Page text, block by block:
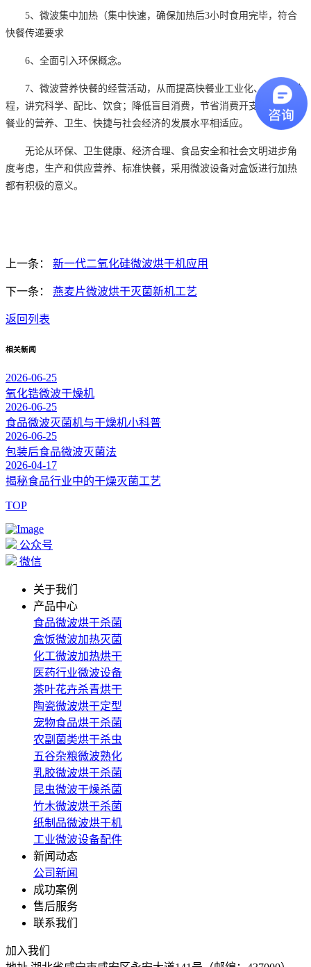
5、微波集中加热（集中快速，确保加热后3小时食用完毕，符合
快餐传递要求
6、全面引入环保概念。
7、微波营养快餐的经营活动，从而提高快餐业工业化、标准化进
程，讲究科学、配比、饮食；降低盲目消费，节省消费开支；达到快
餐业的营养、卫生、快捷与社会经济的发展水平相适应。
无论从环保、卫生健康、经济合理、食品安全和社会文明进步角
度考虑，生产和供应营养、标准快餐，采用微波设备对盒饭进行加热
都有积极的意义。
上一条： 新一代二氧化硅微波烘干机应用
下一条： 燕麦片微波烘干灭菌新机工艺
返回列表
相关新闻
2026-06-25
氧化锆微波干燥机
2026-06-25
食品微波灭菌机与干燥机小科普
2026-06-25
包装后食品微波灭菌法
2026-04-17
揭秘食品行业中的干燥灭菌工艺
TOP
公众号
微信
关于我们
产品中心
食品微波烘干杀菌
盒饭微波加热灭菌
化工微波加热烘干
医药行业微波设备
茶叶花卉杀青烘干
陶瓷微波烘干定型
宠物食品烘干杀菌
农副菌类烘干杀虫
五谷杂粮微波熟化
乳胶微波烘干杀菌
昆虫微波干燥杀菌
竹木微波烘干杀菌
纸制品微波烘干机
工业微波设备配件
新闻动态
公司新闻
成功案例
售后服务
联系我们
加入我们